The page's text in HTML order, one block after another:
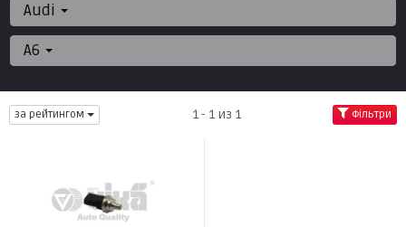
Audi
A6
за рейтингом 1 - 1 из 1 Фільтри